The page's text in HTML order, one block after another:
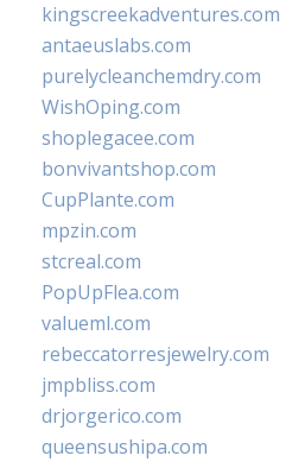
kingscreekadventures.com
antaeuslabs.com
purelycleanchemdry.com
WishOping.com
shoplegacee.com
bonvivantshop.com
CupPlante.com
mpzin.com
stcreal.com
PopUpFlea.com
valueml.com
rebeccatorresjewelry.com
jmpbliss.com
drjorgerico.com
queensushipa.com